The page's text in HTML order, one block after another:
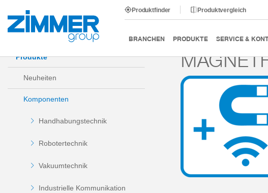
Produktfinder Produktvergleich
BRANCHEN PRODUKTE SERVICE &
Start Produkte Komponenten Klemm- und Bremstechnik
Produkte
Neuheiten
Komponenten
Handhabungstechnik
Robotertechnik
Vakuumtechnik
Industrielle Kommunikation